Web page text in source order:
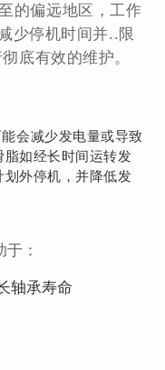
的偏远地区，工作
少停机时间并..限
底有效的维护。
会减少发电量或导致
脂如经长时间运转发
外停机，并降低发
：
轴承寿命